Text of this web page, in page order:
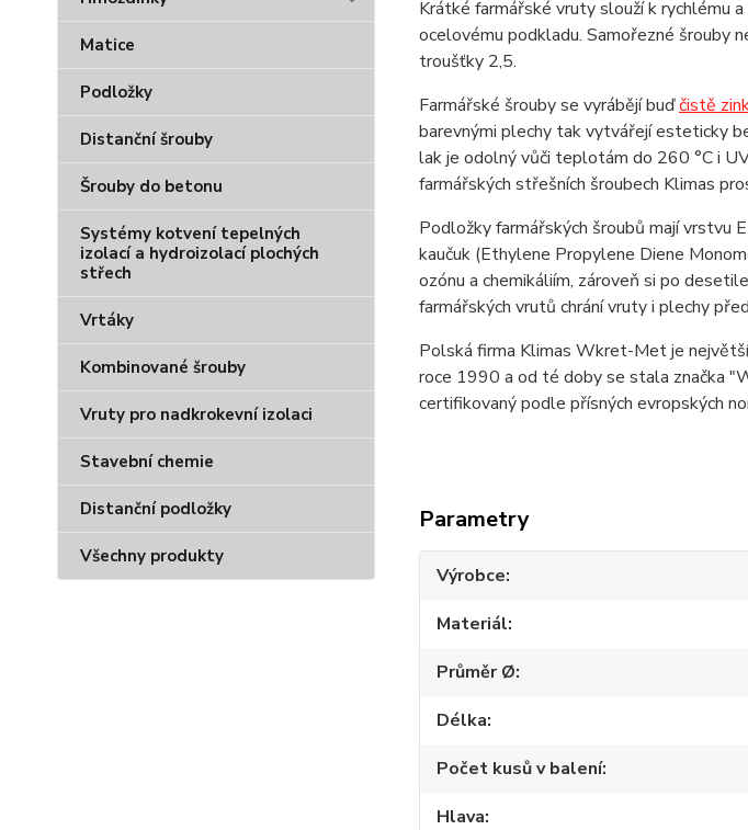
Matice
Podložky
Distanční šrouby
Šrouby do betonu
Systémy kotvení tepelných
izolací a hydroizolací plochých
střech
Vrtáky
Kombinované šrouby
Vruty pro nadkrokevní izolaci
Stavební chemie
Distanční podložky
Všechny produkty
Krátké farmářské vruty slouží k rychlému
ocelovému podkladu. Samořezné šrouby
troušťky 2,5.
Farmářské šrouby se vyrábějí buďčistě
barevnými plechy tak vytvářejí esteticky
lak je odolný vůči teplotám do 260 °C i
farmářských střešních šroubech Klimas
Podložky farmářských šroubů mají vrstvu
kaučuk (Ethylene Propylene Diene
ozónu a chemikáliím, zároveň si po
farmářských vrutů chrání vruty i plechy
Polská firma Klimas Wkret-Met je
roce 1990 a od té doby se stala značka
certifikovaný podle přísných evropských
Parametry
Výrobce
Materiál
Průměr Ø
Délka
Počet kusů v balení
Hlava